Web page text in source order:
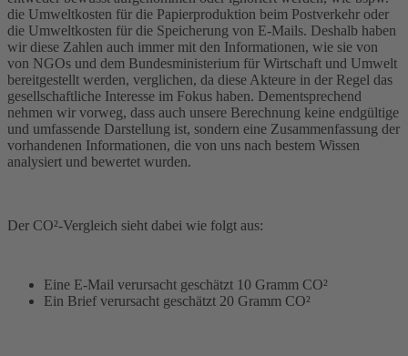
die Umweltkosten für die Papierproduktion beim Postverkehr oder
die Umweltkosten für die Speicherung von E-Mails. Deshalb haben
wir diese Zahlen auch immer mit den Informationen, wie sie von
von NGOs und dem Bundesministerium für Wirtschaft und Umwelt
bereitgestellt werden, verglichen, da diese Akteure in der Regel das
gesellschaftliche Interesse im Fokus haben. Dementsprechend
nehmen wir vorweg, dass auch unsere Berechnung keine endgültige
und umfassende Darstellung ist, sondern eine Zusammenfassung der
vorhandenen Informationen, die von uns nach bestem Wissen
analysiert und bewertet wurden.
Der CO²-Vergleich sieht dabei wie folgt aus:
Eine E-Mail verursacht geschätzt 10 Gramm CO²
Ein Brief verursacht geschätzt 20 Gramm CO²